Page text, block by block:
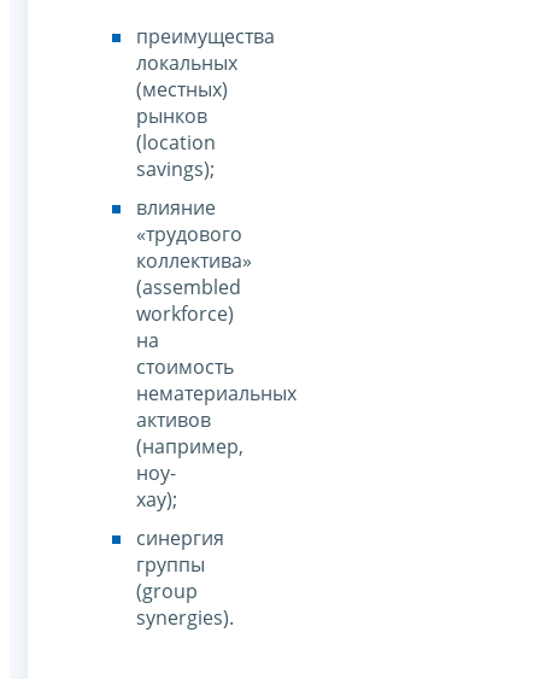
преимущества
локальных
(местных)
рынков
(location
savings);
влияние
«трудового
коллектива»
(assembled
workforce)
на
стоимость
нематериальных
активов
(например,
ноу-
хау);
синергия
группы
(group
synergies).